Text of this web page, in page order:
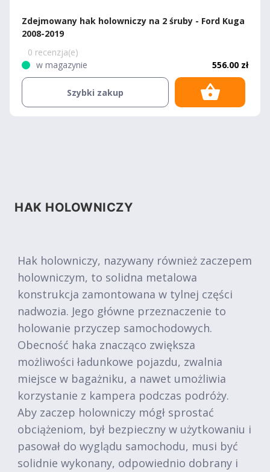
Zdejmowany hak holowniczy na 2 śruby - Ford Kuga
2008-2019
0 recenzja(e)
w magazynie
556.00 zł
Szybki zakup
HAK HOLOWNICZY
Hak holowniczy, nazywany również zaczepem
holowniczym, to solidna metalowa
konstrukcja zamontowana w tylnej części
nadwozia. Jego główne przeznaczenie to
holowanie przyczep samochodowych.
Obecność haka znacząco zwiększa
możliwości ładunkowe pojazdu, zwalnia
miejsce w bagażniku, a nawet umożliwia
korzystanie z kampera podczas podróży.
Aby zaczep holowniczy mógł sprostać
obciążeniom, był bezpieczny w użytkowaniu i
pasował do wyglądu samochodu, musi być
solidnie wykonany, odpowiednio dobrany i